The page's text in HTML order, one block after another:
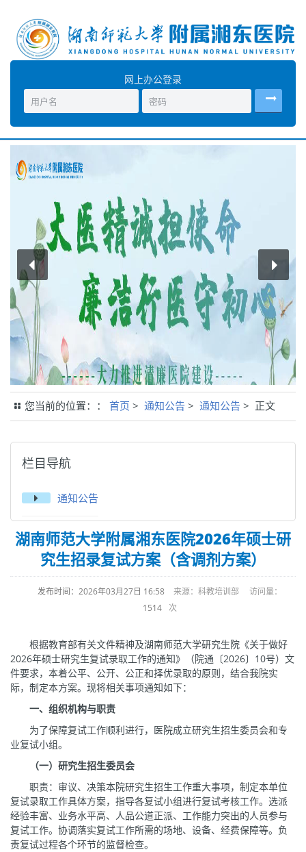
网上办公登录
您当前的位置：： 首页 > 通知公告 > 通知公告 > 正文
栏目导航
通知公告
湖南师范大学附属湘东医院2026年硕士研
究生招录复试方案（含调剂方案）
发布时间：2026年03月27日 16:58
来源：科教培训部 访问量：
1514
次
根据教育部有关文件精神及湖南师范大学研究生院《关于做好
2026年硕士研究生复试录取工作的通知》（院通〔2026〕10号）文
件要求，本着公平、公开、公正和择优录取的原则，结合我院实
际，制定本方案。现将相关事项通知如下：
一、组织机构与职责
为了保障复试工作顺利进行，医院成立研究生招生委员会和专
业复试小组。
（一）研究生招生委员会
职责：审议、决策本院研究生招生工作重大事项，制定本单位
复试录取工作具体方案，指导各复试小组进行复试考核工作。选派
经验丰富、业务水平高、人品公道正派、工作能力突出的人员参与
复试工作。协调落实复试工作所需的场地、设备、经费保障等。负
责复试过程各个环节的监督检查。